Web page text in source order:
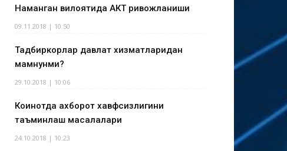
Наманган вилоятида АКТ ривожланиши
09.11.2018 | 10:50
Тадбиркорлар давлат хизматларидан
мамнунми?
29.10.2018 | 10:06
Коинотда ахборот хавфсизлигини
таъминлаш масалалари
24.10.2018 | 10:23